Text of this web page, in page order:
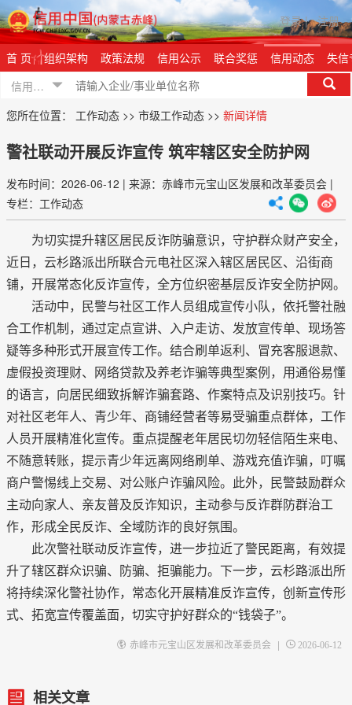
登录| 注册
首 页 组织架构 政策法规 信用公示 联合奖惩 信用动态
失信
信用信息
您所在位置： 工作动态 >> 市级工作动态 >> 新闻详情
警社联动开展反诈宣传 筑牢辖区安全防护网
发布时间：2026-06-12 | 来源：赤峰市元宝山区发展和改革委员会 |
专栏：工作动态
为切实提升辖区居民反诈防骗意识，守护群众财产安全，
近日，云杉路派出所联合元电社区深入辖区居民区、沿街商
铺，开展常态化反诈宣传，全方位织密基层反诈安全防护网。
活动中，民警与社区工作人员组成宣传小队，依托警社融
合工作机制，通过定点宣讲、入户走访、发放宣传单、现场答
疑等多种形式开展宣传工作。结合刷单返利、冒充客服退款、
虚假投资理财、网络贷款及养老诈骗等典型案例，用通俗易懂
的语言，向居民细致拆解诈骗套路、作案特点及识别技巧。针
对社区老年人、青少年、商铺经营者等易受骗重点群体，工作
人员开展精准化宣传。重点提醒老年居民切勿轻信陌生来电、
不随意转账，提示青少年远离网络刷单、游戏充值诈骗，叮嘱
商户警惕线上交易、对公账户诈骗风险。此外，民警鼓励群众
主动向家人、亲友普及反诈知识，主动参与反诈群防群治工
作，形成全民反诈、全域防诈的良好氛围。
此次警社联动反诈宣传，进一步拉近了警民距离，有效提
升了辖区群众识骗、防骗、拒骗能力。下一步，云杉路派出所
将持续深化警社协作，常态化开展精准反诈宣传，创新宣传形
式、拓宽宣传覆盖面，切实守护好群众的“钱袋子”。
赤峰市元宝山区发展和改革委员会 | 2026-06-12
相关文章